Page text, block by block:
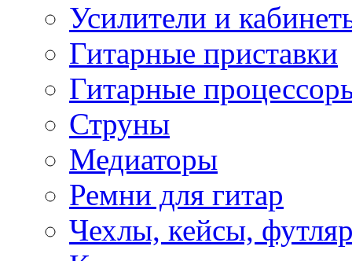
Усилители и
Гитарные приставки
Гитарные
Струны
Медиаторы
Ремни для гитар
Чехлы, кейсы,